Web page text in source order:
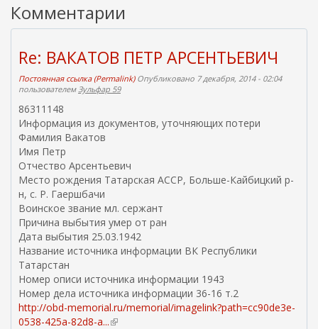
Комментарии
Re: ВАКАТОВ ПЕТР АРСЕНТЬЕВИЧ
Постоянная ссылка (Permalink)Опубликовано 7 декабря, 2014 - 02:04
пользователемЗульфар 59
86311148
Информация из документов, уточняющих потери
Фамилия Вакатов
Имя Петр
Отчество Арсентьевич
Место рождения Татарская АССР, Больше-Кайбицкий р-
н, с. Р. Гаершбачи
Воинское звание мл. сержант
Причина выбытия умер от ран
Дата выбытия 25.03.1942
Название источника информации ВК Республики
Татарстан
Номер описи источника информации 1943
Номер дела источника информации 36-16 т.2
http://obd-memorial.ru/memorial/imagelink?path=cc90de3e-
0538-425a-82d8-a...(